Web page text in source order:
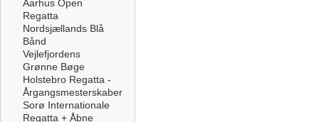
Aarhus Open
Regatta
Nordsjællands Blå
Bånd
Vejlefjordens
Grønne Bøge
Holstebro Regatta -
Årgangsmesterskaber
Sorø Internationale
Regatta + Åbne